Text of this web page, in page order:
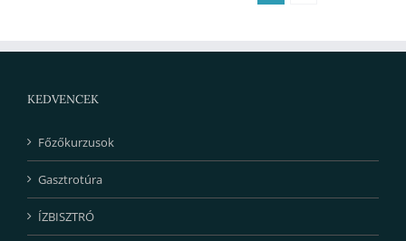
KEDVENCEK
Főzőkurzusok
Gasztrotúra
ÍZBISZTRÓ